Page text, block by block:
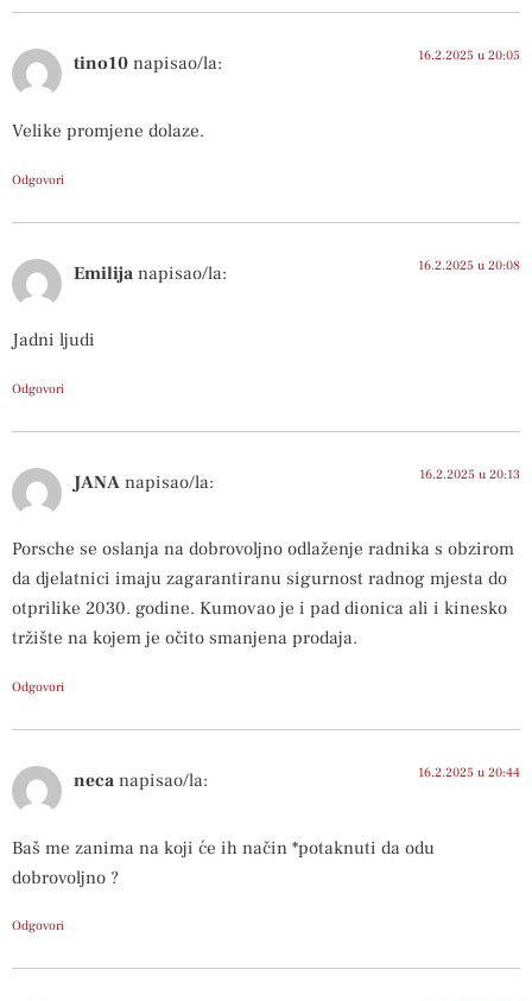
tino10 napisao/la: 16.2.2025 u 20:05
Velike promjene dolaze.
Odgovori
Emilija napisao/la: 16.2.2025 u 20:08
Jadni ljudi
Odgovori
JANA napisao/la: 16.2.2025 u 20:13
Porsche se oslanja na dobrovoljno odlaženje radnika s obzirom
da djelatnici imaju zagarantiranu sigurnost radnog mjesta do
otprilike 2030. godine. Kumovao je i pad dionica ali i kinesko
tržište na kojem je očito smanjena prodaja.
Odgovori
neca napisao/la: 16.2.2025 u 20:44
Baš me zanima na koji će ih način *potaknuti da odu
dobrovoljno ?
Odgovori